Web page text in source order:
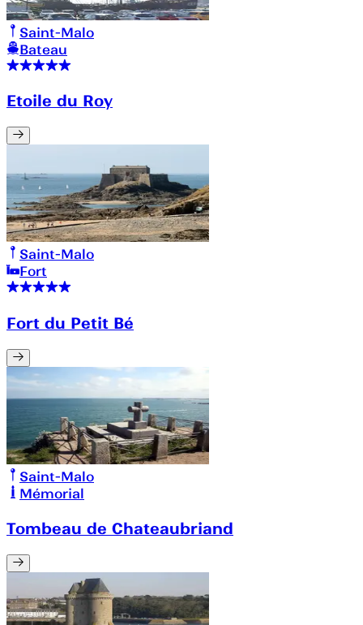
Saint-Malo
Bateau
Etoile du Roy
Saint-Malo
Fort
Fort du Petit Bé
Saint-Malo
Mémorial
Tombeau de Chateaubriand